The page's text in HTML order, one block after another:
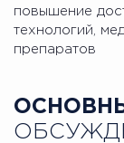
повышение
технологий,
препаратов